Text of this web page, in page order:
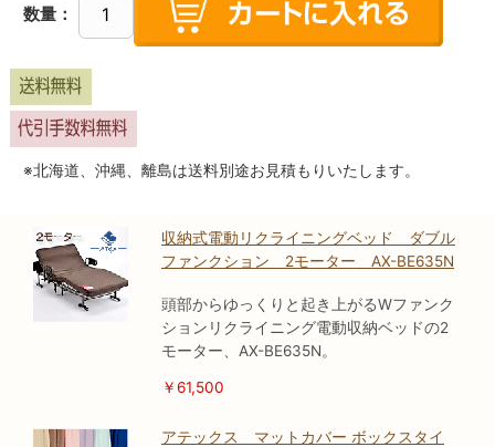
数量：
※北海道、沖縄、離島は送料別途お見積もりいたします。
収納式電動リクライニングベッド ダブル
ファンクション 2モーター AX-BE635N
頭部からゆっくりと起き上がるWファンク
ションリクライニング電動収納ベッドの2
モーター、AX-BE635N。
￥61,500
アテックス マットカバー ボックスタイ